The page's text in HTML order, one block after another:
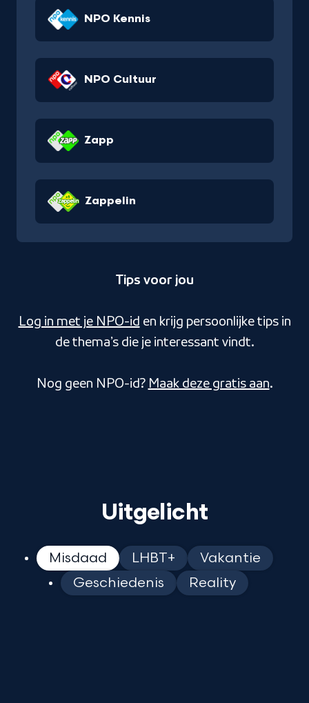
NPO Kennis
NPO Cultuur
Zapp
Zappelin
Tips voor jou
Log in met je NPO-id en krijg persoonlijke tips in
de thema’s die je interessant vindt.
Nog geen NPO-id? Maak deze gratis aan.
Uitgelicht
Misdaad LHBT+
Vakantie
Geschiedenis
Reality